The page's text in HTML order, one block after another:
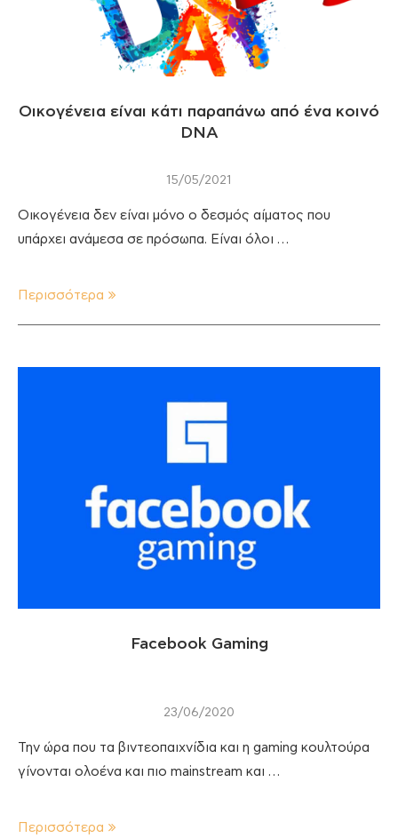
Οικογένεια είναι κάτι παραπάνω από ένα κοινό
DNA
15/05/2021
Οικογένεια δεν είναι μόνο ο δεσμός αίματος που
υπάρχει ανάμεσα σε πρόσωπα. Είναι όλοι …
Περισσότερα
Facebook Gaming
23/06/2020
Την ώρα που τα βιντεοπαιχνίδια και η gaming κουλτούρα
γίνονται ολοένα και πιο mainstream και …
Περισσότερα